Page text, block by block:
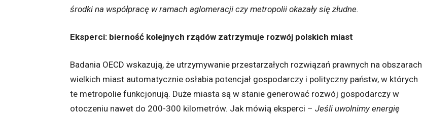
środki na współpracę w ramach aglomeracji czy metropolii okazały się złudne.
Eksperci: bierność kolejnych rządów zatrzymuje rozwój polskich miast
Badania OECD wskazują, że utrzymywanie przestarzałych rozwiązań prawnych na obszarach
wielkich miast automatycznie osłabia potencjał gospodarczy i polityczny państw, w których
te metropolie funkcjonują. Duże miasta są w stanie generować rozwój gospodarczy w
otoczeniu nawet do 200-300 kilometrów. Jak mówią eksperci – Jeśli uwolnimy energię